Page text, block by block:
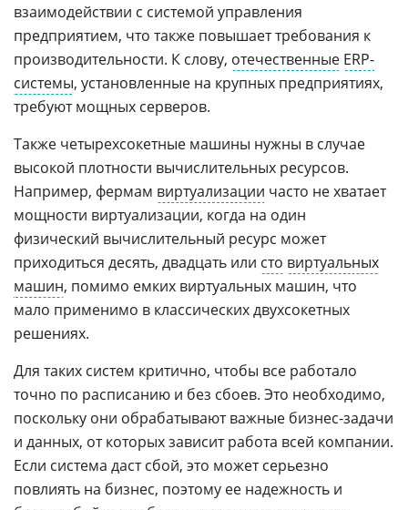
взаимодействии с системой управления
предприятием, что также повышает требования к
производительности. К слову, отечественные ERP-
системы, установленные на крупных предприятиях,
требуют мощных серверов.
Также четырехсокетные машины нужны в случае
высокой плотности вычислительных ресурсов.
Например, фермам виртуализации часто не хватает
мощности виртуализации, когда на один
физический вычислительный ресурс может
приходиться десять, двадцать или сто виртуальных
машин, помимо емких виртуальных машин, что
мало применимо в классических двухсокетных
решениях.
Для таких систем критично, чтобы все работало
точно по расписанию и без сбоев. Это необходимо,
поскольку они обрабатывают важные бизнес-задачи
и данных, от которых зависит работа всей компании.
Если система даст сбой, это может серьезно
повлиять на бизнес, поэтому ее надежность и